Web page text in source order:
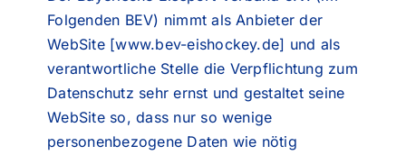
Folgenden BEV) nimmt als Anbieter der
WebSite [www.bev-eishockey.de] und als
verantwortliche Stelle die Verpflichtung zum
Datenschutz sehr ernst und gestaltet seine
WebSite so, dass nur so wenige
personenbezogene Daten wie nötig